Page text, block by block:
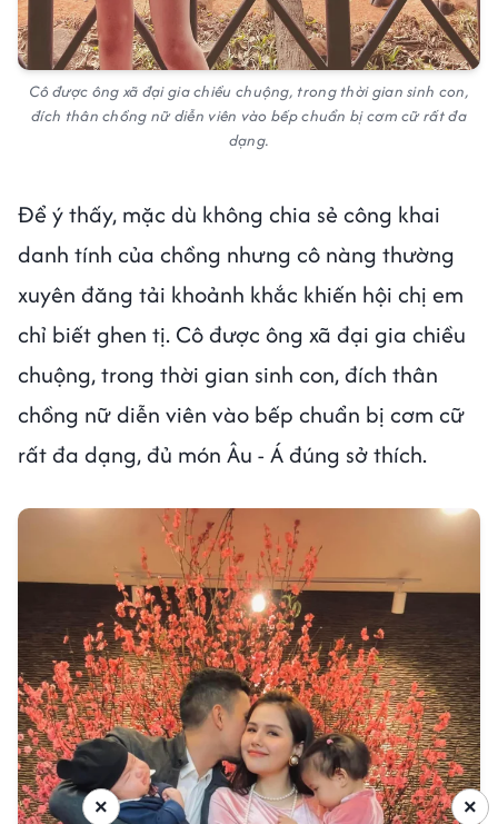
Cô được ông xã đại gia chiều chuộng, trong thời gian sinh con,
đích thân chồng nữ diễn viên vào bếp chuẩn bị cơm cữ rất đa
dạng.
Để ý thấy, mặc dù không chia sẻ công khai
danh tính của chồng nhưng cô nàng thường
xuyên đăng tải khoảnh khắc khiến hội chị em
chỉ biết ghen tị. Cô được ông xã đại gia chiều
chuộng, trong thời gian sinh con, đích thân
chồng nữ diễn viên vào bếp chuẩn bị cơm cữ
rất đa dạng, đủ món Âu - Á đúng sở thích.
×
×